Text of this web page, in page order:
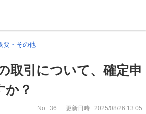
要・その他
取引について、確定申
か？
No : 36 更新日時 : 2025/08/26 13:05